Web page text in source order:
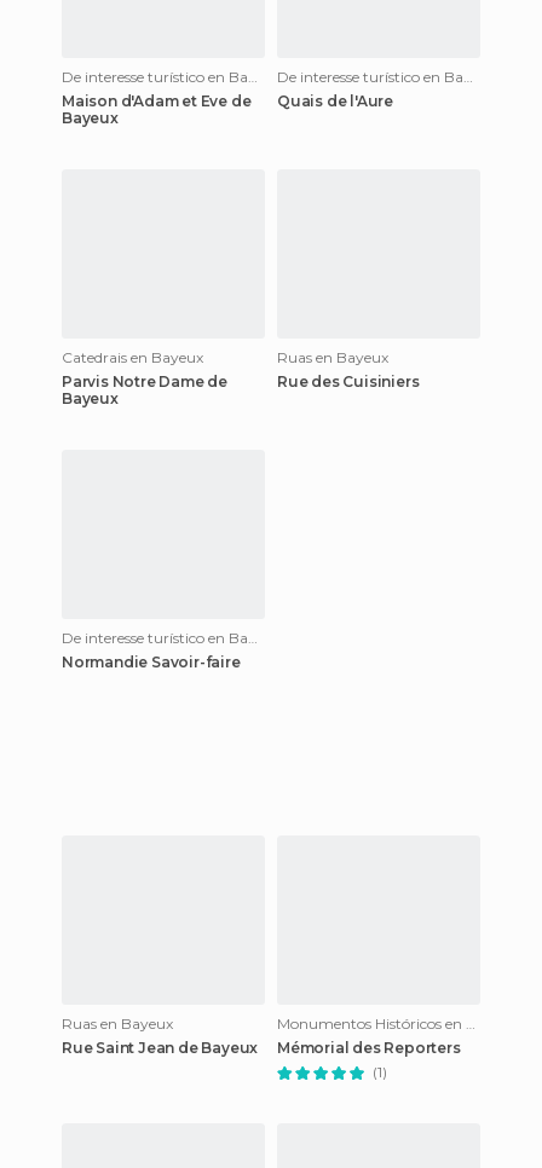
De interesse turístico en Bayeux
Maison d'Adam et Eve de
Bayeux
De interesse turístico en Bayeux
Quais de l'Aure
Catedrais en Bayeux
Parvis Notre Dame de
Bayeux
Ruas en Bayeux
Rue des Cuisiniers
De interesse turístico en Bayeux
Normandie Savoir-faire
Ruas en Bayeux
Rue Saint Jean de Bayeux
Monumentos Históricos en Bayeux
Mémorial des Reporters
(1)